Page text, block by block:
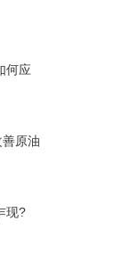
何应
原油
现?